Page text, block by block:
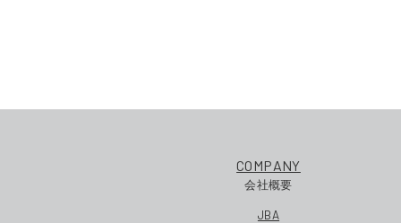
COMPANY
会社概要
JBA